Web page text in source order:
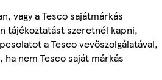
vagy a Tesco sajátmárkás
tájékoztatást szeretnél kapni,
a Tesco vevőszolgálatával,
nem Tesco saját márkás